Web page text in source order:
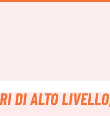
DI ALTO